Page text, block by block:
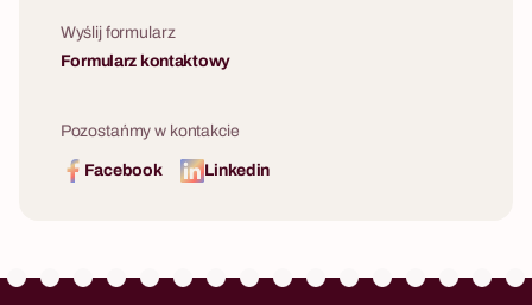
Wyślij formularz
Formularz kontaktowy
Pozostańmy w kontakcie
Facebook Linkedin